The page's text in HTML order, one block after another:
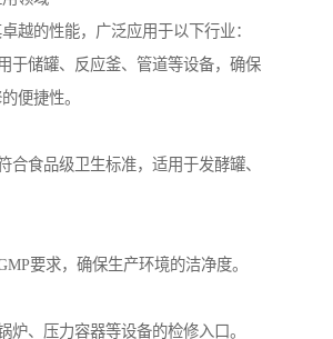
越的性能，广泛应用于以下行业：
于储罐、反应釜、管道等设备，确保
便捷性。
合食品级卫生标准，适用于发酵罐、
要求，确保生产环境的洁净度。
炉、压力容器等设备的检修入口。